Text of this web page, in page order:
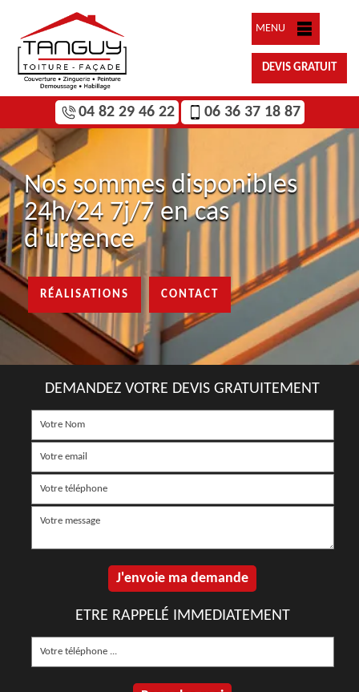
MENU
DEVIS GRATUIT
04 82 29 46 22 06 36 37 18 87
Nos sommes disponibles
24h/24 7j/7 en cas
d'urgence
RÉALISATIONS CONTACT
DEMANDEZ VOTRE DEVIS GRATUITEMENT
ETRE RAPPELÉ IMMEDIATEMENT